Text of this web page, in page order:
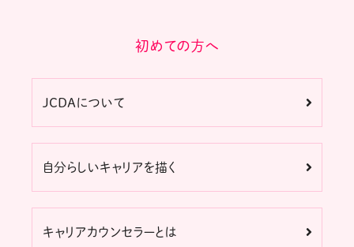
初めての方へ
JCDAについて
自分らしいキャリアを描く
キャリアカウンセラーとは